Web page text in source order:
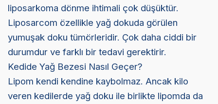
liposarkoma dönme ihtimali çok düşüktür.
Liposarcom özellikle yağ dokuda görülen
yumuşak doku tümörleridir. Çok daha ciddi bir
durumdur ve farklı bir tedavi gerektirir.
Kedide Yağ Bezesi Nasıl Geçer?
Lipom kendi kendine kaybolmaz. Ancak kilo
veren kedilerde yağ doku ile birlikte lipomda da